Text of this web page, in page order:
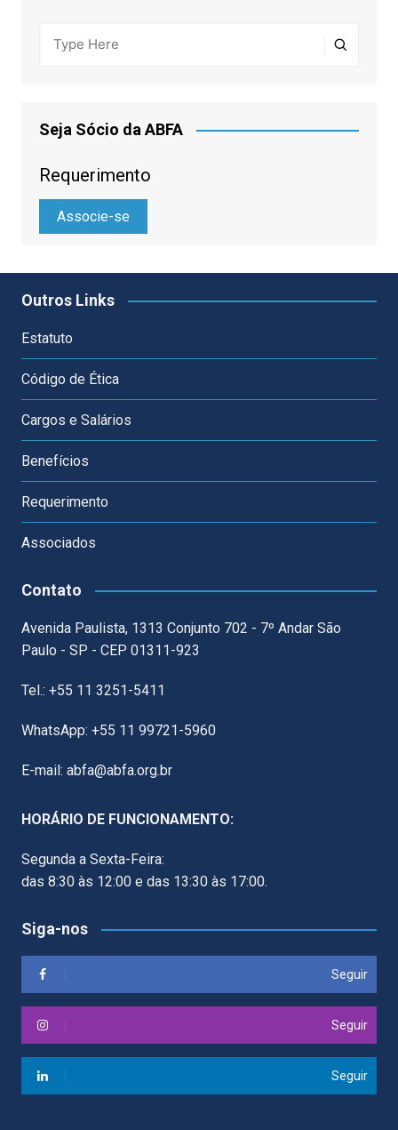
Seja Sócio da ABFA
Requerimento
Associe-se
Outros Links
Estatuto
Código de Ética
Cargos e Salários
Benefícios
Requerimento
Associados
Contato
Avenida Paulista, 1313 Conjunto 702 - 7º Andar São
Paulo - SP - CEP 01311-923
Tel.: +55 11 3251-5411
WhatsApp: +55 11 99721-5960
E-mail: abfa@abfa.org.br
HORÁRIO DE FUNCIONAMENTO:
Segunda a Sexta-Feira:
das 8:30 às 12:00 e das 13:30 às 17:00.
Siga-nos
Seguir
Seguir
Seguir